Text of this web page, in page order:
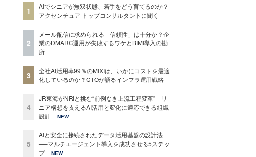
1
AIでシニアが無双状態、若手をどう育てるのか？
アクセンチュア トップコンサルタントに聞く
2
メール配信に求められる「信頼性」は十分か？企
業のDMARC運用が失敗するワケとBIMI導入の勘
所
3
全社AI活用率99％のMIXIは、いかにコストを最適
化しているのか？CTOが語るインフラ運用戦略
4
JR東海がNRIと挑む“前例なき上流工程変革” リ
ニア構想を支えるAI活用と変化に適応できる組織
設計
NEW
5
AIと安全に接続されたデータ活用基盤の設計法
──マルチエージェント導入を成功させる5ステッ
プ
NEW